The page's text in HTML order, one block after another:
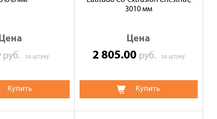
Цена
руб.за штуку
Купить
3010 мм
Цена
2 805.00 руб. за штуку
Купить